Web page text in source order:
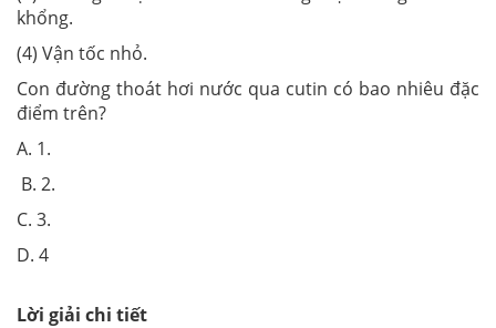
khổng.
(4) Vận tốc nhỏ.
Con đường thoát hơi nước qua cutin có bao nhiêu đặc
điểm trên?
A. 1.
B. 2.
C. 3.
D. 4
Lời giải chi tiết